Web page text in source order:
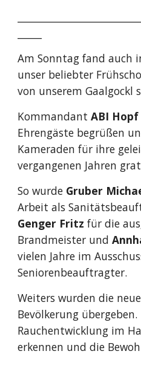
Am Sonntag fand auch
unser beliebter
von unserem Gaalgockl
Kommandant ABI Hopf
Ehrengäste begrüßen
Kameraden für ihre
vergangenen Jahren
So wurde Gruber
Genger Fritz für die
Brandmeister und
vielen Jahre im
Seniorenbeauftragter.
Weiters wurden die
Bevölkerung übergeben.
Rauchentwicklung im
erkennen und die